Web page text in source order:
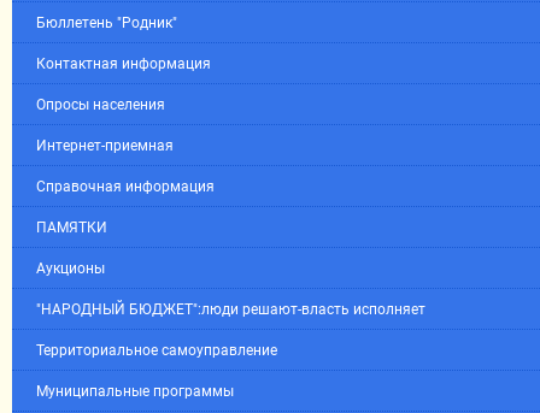
Бюллетень "Родник"
Контактная информация
Опросы населения
Интернет-приемная
Справочная информация
ПАМЯТКИ
Аукционы
"НАРОДНЫЙ БЮДЖЕТ":люди решают-власть исполняет
Территориальное самоуправление
Муниципальные программы